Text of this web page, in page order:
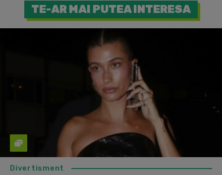
TE-AR MAI PUTEA INTERESA
Divertisment